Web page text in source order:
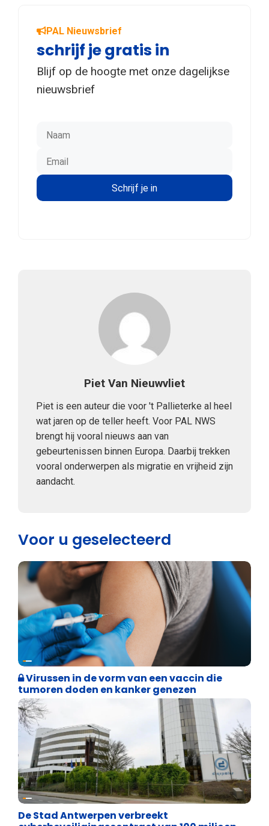
PAL Nieuwsbrief
schrijf je gratis in
Blijf op de hoogte met onze dagelijkse
nieuwsbrief
Piet Van Nieuwvliet
Piet is een auteur die voor 't Pallieterke al heel
wat jaren op de teller heeft. Voor PAL NWS
brengt hij vooral nieuws aan van
gebeurtenissen binnen Europa. Daarbij trekken
vooral onderwerpen als migratie en vrijheid zijn
aandacht.
Voor u geselecteerd
Weekblad 't Pallieterke
Virussen in de vorm van een vaccin die
tumoren doden en kanker genezen
Binnenland politiek
De Stad Antwerpen verbreekt